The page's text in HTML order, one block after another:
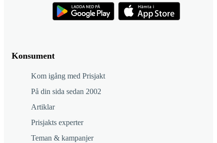
Konsument
Kom igång med Prisjakt
På din sida sedan 2002
Artiklar
Prisjakts experter
Teman & kampanjer